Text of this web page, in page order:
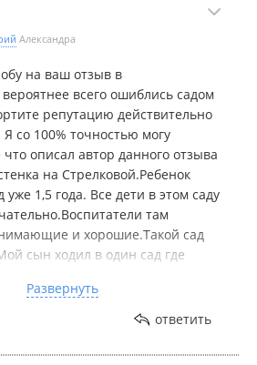
Александра
на ваш отзыв в
всего ошиблись садом
репутацию действительно
со 100% точностью могу
что описал автор данного отзыва
на Стрелковой.Ребенок
уже 1,5 года. Все дети в этом саду
там
и хорошие.Такой сад
сын ходил в один сад где
по счастливой случайности
нашла Аистенок.
портите пожалуйста
Развернуть
ответить